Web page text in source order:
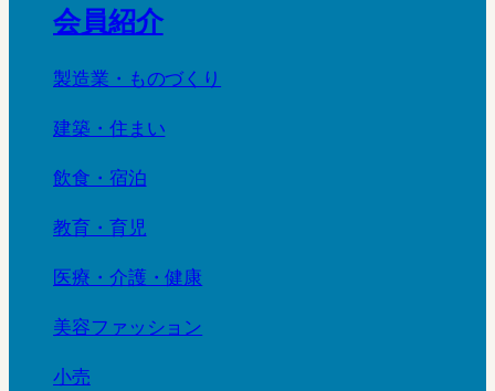
会員紹介
製造業・ものづくり
建築・住まい
飲食・宿泊
教育・育児
医療・介護・健康
美容ファッション
小売